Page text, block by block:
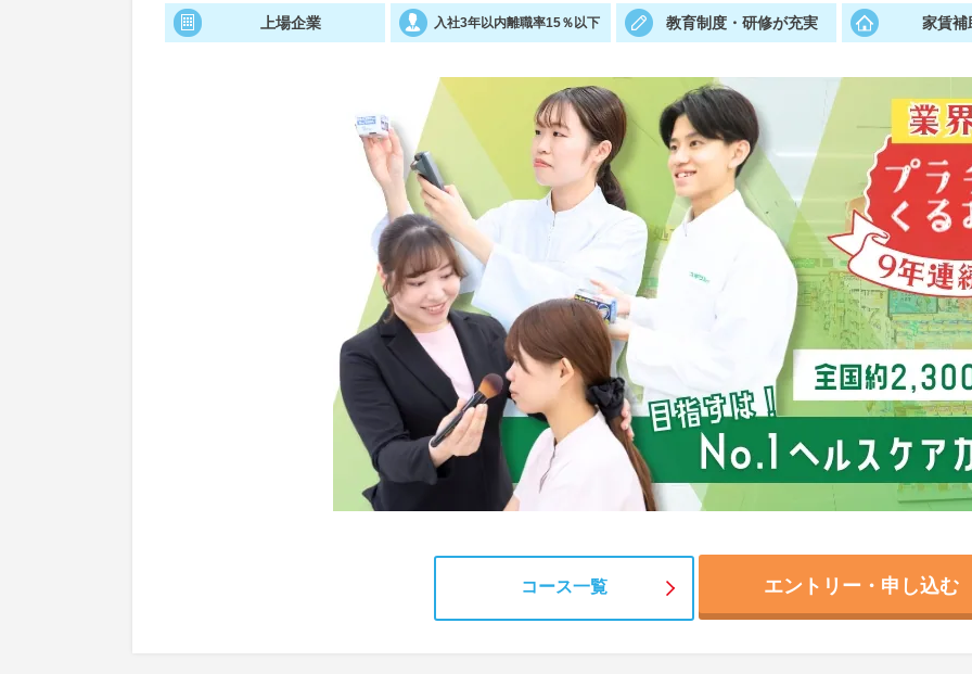
上場企業 入社3年以内離職率15％以下 教育制度・研修が充実 家賃補
コース一覧 エントリー・申し込む